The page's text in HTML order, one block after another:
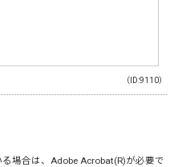
（ID:9110）
場合は、Adobe Acrobat(R)が必要で